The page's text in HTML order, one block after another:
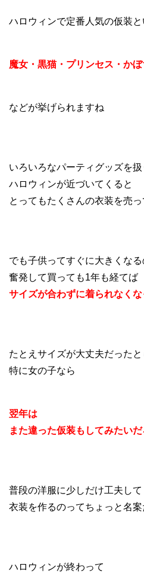
ハロウィンで定番人気の仮装
魔女・黒猫・プリンセス・かぼ
などが挙げられますね
いろいろなパーティグッズを
ハロウィンが近づいてくると
とってもたくさんの衣装を売
でも子供ってすぐに大きくな
奮発して買っても1年も経てば
サイズが合わずに着られなく
たとえサイズが大丈夫だったと
特に女の子なら
翌年は
また違った仮装もしてみたいだ
普段の洋服に少しだけ工夫して
衣装を作るのってちょっと名
ハロウィンが終わって